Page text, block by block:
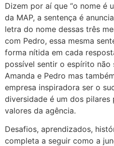
Dizem por aí que “o nome é
da MAP, a sentença é
letra do nome dessas três
com Pedro, essa mesma
forma nítida em cada
possível sentir o espírito não
Amanda e Pedro mas
empresa inspiradora ser o
diversidade é um dos
valores da agência.
Desafios, aprendizados,
completa a seguir como a